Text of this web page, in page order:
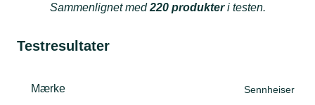
Sammenlignet med220 produkteri testen.
Testresultater
Mærke Sennheiser